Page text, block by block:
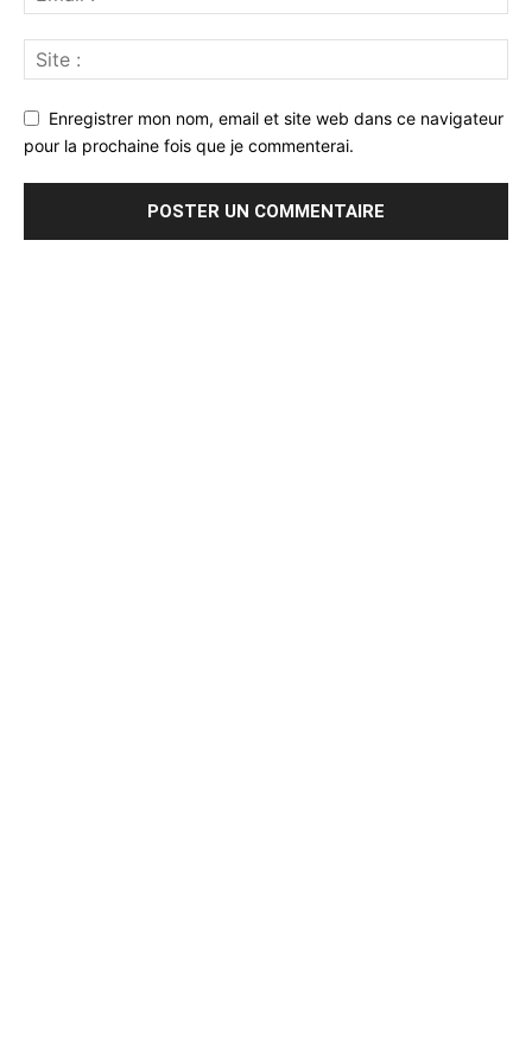
Enregistrer mon nom, email et site web dans ce navigateur
pour la prochaine fois que je commenterai.